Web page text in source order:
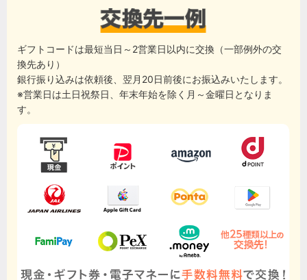
ギフトコードは最短当日～2営業日以内に交換（一部例外の交
換先あり）
銀行振り込みは依頼後、翌月20日前後にお振込みいたします。
※営業日は土日祝祭日、年末年始を除く月～金曜日となりま
す。